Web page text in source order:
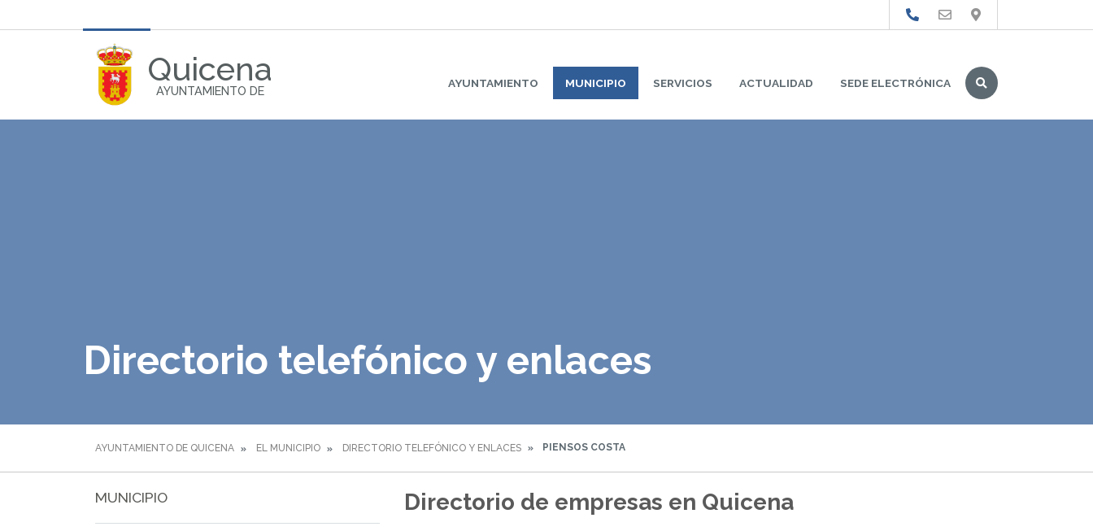
Quicena
AYUNTAMIENTO DE
AYUNTAMIENTO MUNICIPIO SERVICIOS ACTUALIDAD SEDE ELECTRÓNICA
Buscar
Directorio telefónico y enlaces
AYUNTAMIENTO DE QUICENA EL MUNICIPIO DIRECTORIO TELEFÓNICO Y ENLACES PIENSOS COSTA
MUNICIPIO Directorio de empresas en Quicena